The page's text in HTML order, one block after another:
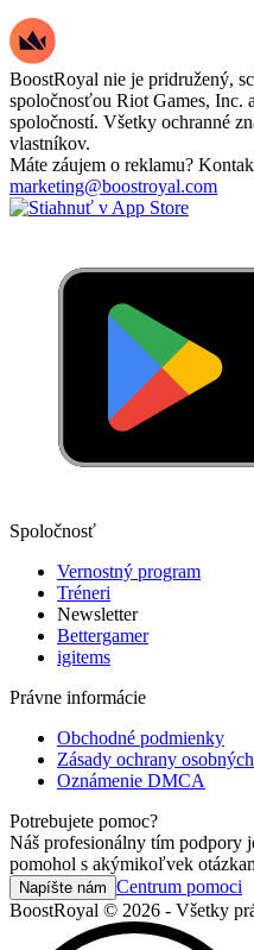
BoostRoyal nie je pridružený,
spoločnosťou Riot Games, Inc.
spoločností. Všetky ochranné
vlastníkov.
Máte záujem o reklamu?
marketing@boostroyal.com
Spoločnosť
Vernostný program
Tréneri
Newsletter
Bettergamer
igitems
Právne informácie
Obchodné podmienky
Zásady ochrany
Oznámenie DMCA
Potrebujete pomoc?
Náš profesionálny tím podpory
pomohol s akýmikoľvek
Napíšte nám Centrum pomoci
BoostRoyal © 2026 - Všetky